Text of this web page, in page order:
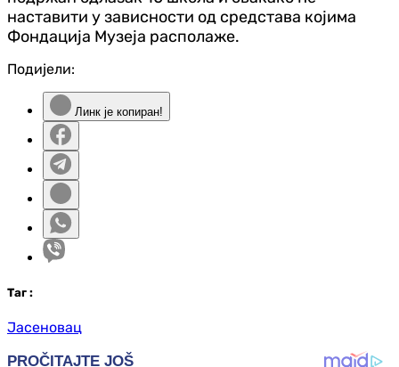
наставити у зависности од средстава којима
Фондација Музеја располаже.
Подијели:
Линк је копиран!
Таг :
Јасеновац